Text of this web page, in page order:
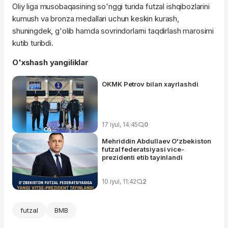
Oliy liga musobaqasining so'nggi turida futzal ishqibozlarini
kumush va bronza medallari uchun keskin kurash,
shuningdek, g'olib hamda sovrindorlarni taqdirlash marosimi
kutib turibdi.
O'xshash yangiliklar
OKMK Petrov bilan xayrlashdi
17 iyul, 14:45 0
Mehriddin Abdullaev O'zbekiston
futzal federatsiyasi vice-
prezidenti etib tayinlandi
10 iyul, 11:42 2
futzal BMB